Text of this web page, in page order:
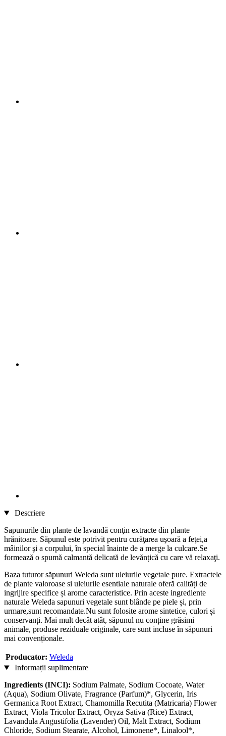
Descriere
Sapunurile din plante de lavandă conţin extracte din plante
hrănitoare. Săpunul este potrivit pentru curăţarea uşoară a feţei,a
mâinilor şi a corpului, în special înainte de a merge la culcare.Se
formează o spumă calmantă delicată de levănțică cu care vă relaxaţi.
Baza tuturor săpunuri Weleda sunt uleiurile vegetale pure. Extractele
de plante valoroase si uleiurile esentiale naturale oferă calități de
ingrijire specifice și arome caracteristice. Prin aceste ingrediente
naturale Weleda sapunuri vegetale sunt blânde pe piele și, prin
urmare,sunt recomandate.Nu sunt folosite arome sintetice, culori și
conservanți. Mai mult decât atât, săpunul nu conține grăsimi
animale, produse reziduale originale, care sunt incluse în săpunuri
mai convenționale.
Producator: Weleda
Informații suplimentare
Ingredients (INCI): Sodium Palmate, Sodium Cocoate, Water
(Aqua), Sodium Olivate, Fragrance (Parfum)*, Glycerin, Iris
Germanica Root Extract, Chamomilla Recutita (Matricaria) Flower
Extract, Viola Tricolor Extract, Oryza Sativa (Rice) Extract,
Lavandula Angustifolia (Lavender) Oil, Malt Extract, Sodium
Chloride, Sodium Stearate, Alcohol, Limonene*, Linalool*,